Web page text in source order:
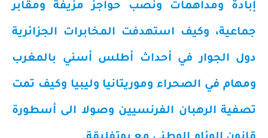
إبادة ومداهمات ونصب حواجز مزيفة ومقابر
جماعية، وكيف استهدفت المخابرات الجزائرية
دول الجوار في أحداث أطلس أسني بالمغرب
ومهام في الصحراء وموريتانيا وليبيا وكيف تمت
تصفية الرهبان الفرنسيين وصولا الى أسطورة